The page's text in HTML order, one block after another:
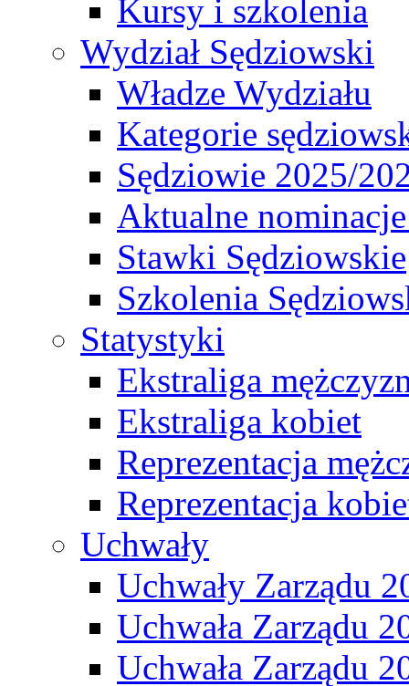
Kursy i szkolenia
Wydział Sędziowski
Władze Wydziału
Kategorie
Sędziowie 2025/
Aktualne
Stawki Sędziowskie
Szkolenia
Statystyki
Ekstraliga
Ekstraliga kobiet
Reprezentacja
Reprezentacja
Uchwały
Uchwały Zarządu
Uchwała Zarządu
Uchwała Zarządu